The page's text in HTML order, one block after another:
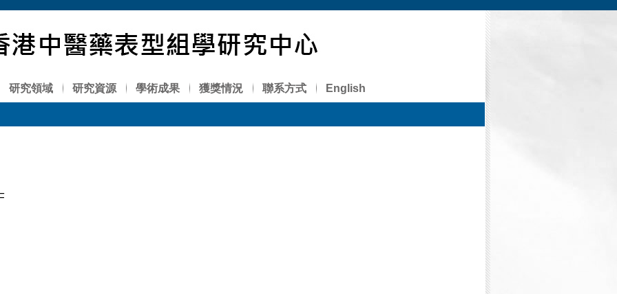
研究領域 研究資源 學術成果 獲獎情況 聯系方式 English